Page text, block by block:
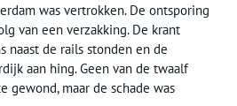
was vertrokken. De ontsporing
van een verzakking. De krant
naast de rails stonden en de
aan hing. Geen van de twaalf
gewond, maar de schade was